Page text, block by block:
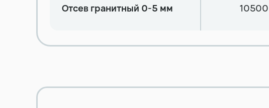
Отсев гранитный 0-5 мм 10500